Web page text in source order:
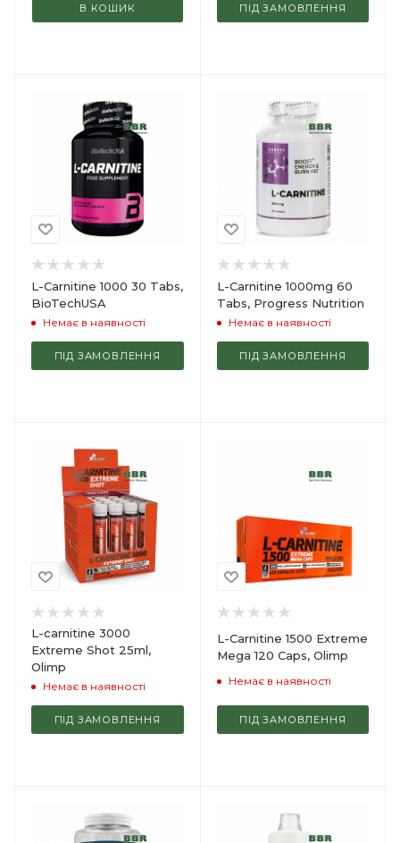
В КОШИК ПІД ЗАМОВЛЕННЯ
L-Carnitine 1000 30 Tabs,
BioTechUSA
Немає в наявності
ПІД ЗАМОВЛЕННЯ
L-Carnitine 1000mg 60
Tabs, Progress Nutrition
Немає в наявності
ПІД ЗАМОВЛЕННЯ
L-carnitine 3000
Extreme Shot 25ml,
Olimp
Немає в наявності
ПІД ЗАМОВЛЕННЯ
L-Carnitine 1500 Extreme
Mega 120 Caps, Olimp
Немає в наявності
ПІД ЗАМОВЛЕННЯ